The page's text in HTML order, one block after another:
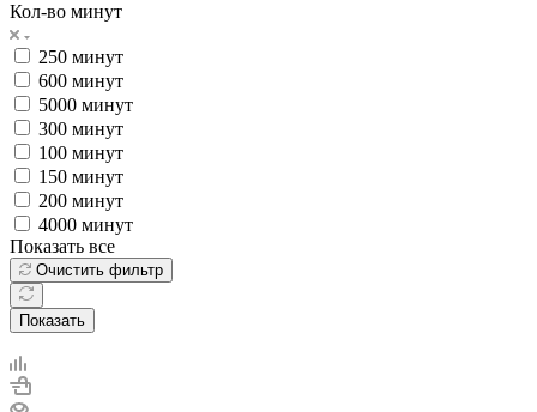
Кол-во минут
250 минут
600 минут
5000 минут
300 минут
100 минут
150 минут
200 минут
4000 минут
Показать все
Очистить фильтр
Показать